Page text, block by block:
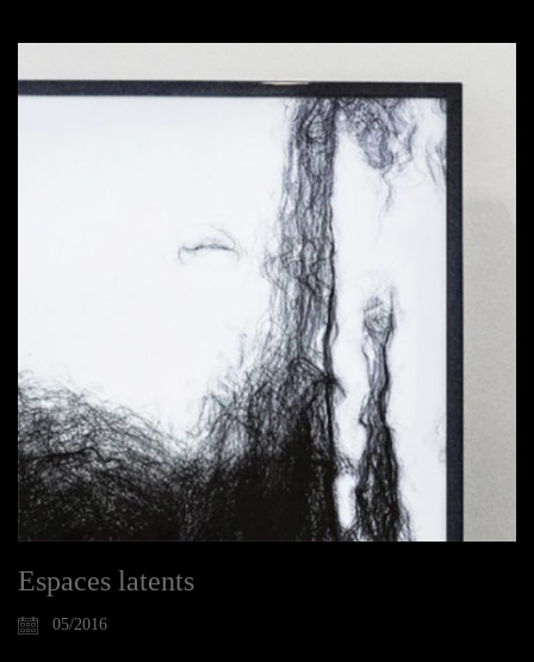
Espaces latents
05/2016